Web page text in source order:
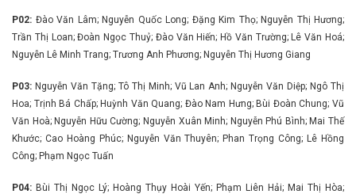
P02: Đào Văn Lâm; Nguyễn Quốc Long; Đặng Kim Thọ; Nguyễn Thị Hương;
Trần Thị Loan; Đoàn Ngọc Thuỷ; Đào Văn Hiến; Hồ Văn Trường; Lê Văn Hoá;
Nguyễn Lê Minh Trang; Trương Anh Phương; Nguyễn Thị Hương Giang
P03: Nguyễn Văn Tặng; Tô Thị Minh; Vũ Lan Anh; Nguyễn Văn Diệp; Ngô Thị
Hoa; Trịnh Bá Chấp; Huỳnh Văn Quang; Đào Nam Hưng; Bùi Đoàn Chung; Vũ
Văn Hoà; Nguyễn Hữu Cường; Nguyễn Xuân Minh; Nguyễn Phú Bình; Mai Thế
Khước; Cao Hoàng Phúc; Nguyễn Văn Thuyên; Phan Trọng Công; Lê Hồng
Công; Phạm Ngọc Tuấn
P04: Bùi Thị Ngọc Lý; Hoàng Thụy Hoài Yến; Phạm Liên Hải; Mai Thị Hòa;